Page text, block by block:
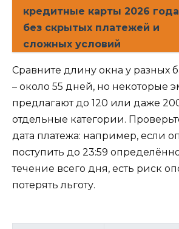
кредитные карты 2026 года
без скрытых платежей и
сложных условий
Сравните длину окна у разных
– около 55 дней, но некоторые
предлагают до 120 или даже
отдельные категории.
дата платежа: например, если
поступить до 23:59
течение всего дня, есть риск
потерять льготу.